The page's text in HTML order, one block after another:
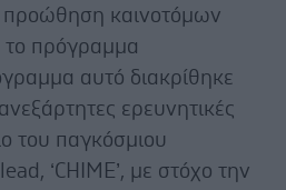
προώθηση καινοτόμων
πρόγραμμα
αυτό διακρίθηκε
ερευνητικές
του παγκόσμιου
‘CHIME’, με στόχο την